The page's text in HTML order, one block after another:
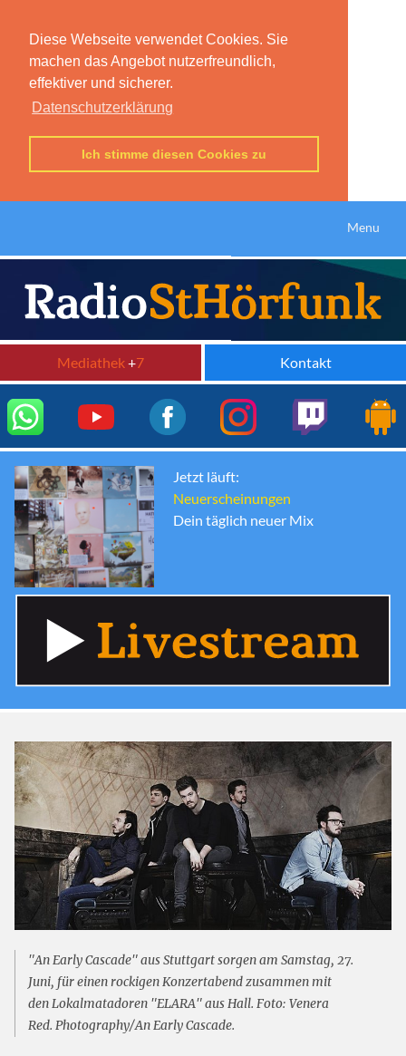
Diese Webseite verwendet Cookies. Sie
machen das Angebot nutzerfreundlich,
effektiver und sicherer.
Datenschutzerklärung
Ich stimme diesen Cookies zu
Menu
Mediathek+7 Kontakt
Jetzt läuft:
Neuerscheinungen
Dein täglich neuer Mix
"An Early Cascade" aus Stuttgart sorgen am Samstag, 27.
Juni, für einen rockigen Konzertabend zusammen mit
den Lokalmatadoren "ELARA" aus Hall. Foto: Venera
Red. Photography/An Early Cascade.